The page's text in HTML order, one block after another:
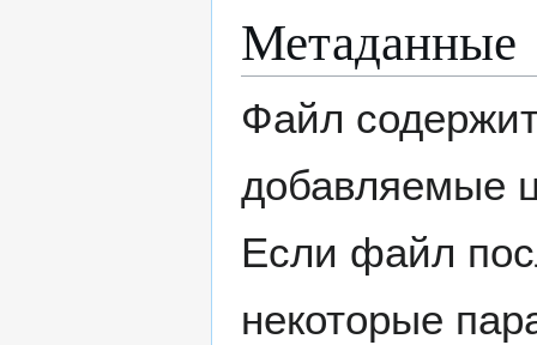
Метаданные
Файл
добавляемые
Если файл
некоторые